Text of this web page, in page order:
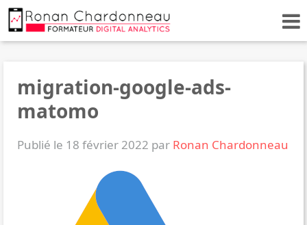
migration-google-ads-
matomo
Publié le 18 février 2022 par Ronan Chardonneau